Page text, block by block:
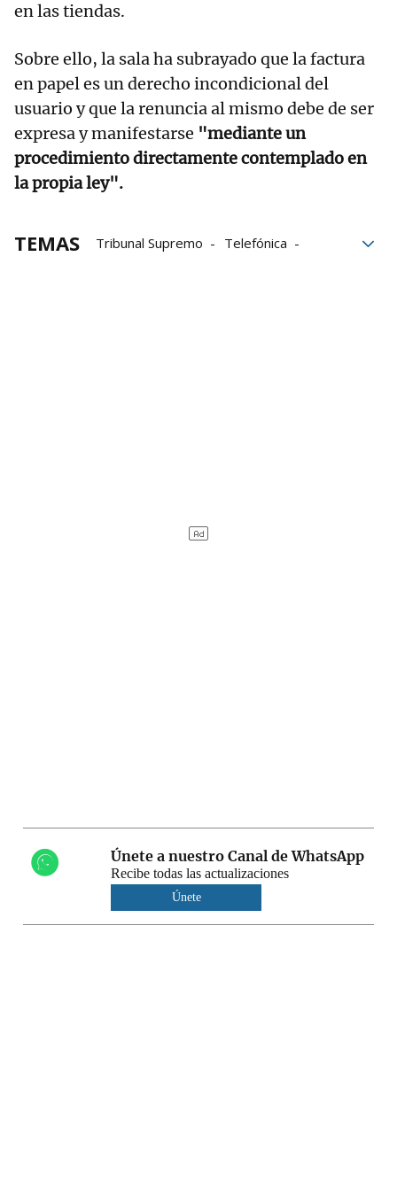
en las tiendas.
Sobre ello, la sala ha subrayado que la factura
en papel es un derecho incondicional del
usuario y que la renuncia al mismo debe de ser
expresa y manifestarse "mediante un
procedimiento directamente contemplado en
la propia ley".
TEMAS Tribunal Supremo
Telefónica
Únete a nuestro Canal de WhatsApp
Recibe todas las actualizaciones
Únete